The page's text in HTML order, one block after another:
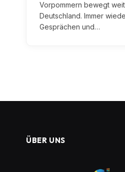
Vorpommern bewegt
Deutschland. Immer
Gesprächen und…
ÜBER UNS